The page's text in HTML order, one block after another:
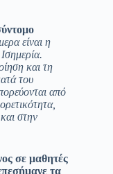
είναι η
και τη
του
από
στην
σε μαθητές
τα